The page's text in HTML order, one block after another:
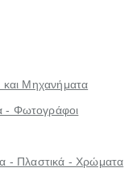
και Μηχανήματα
- Φωτογράφοι
- Πλαστικά - Χρώματα